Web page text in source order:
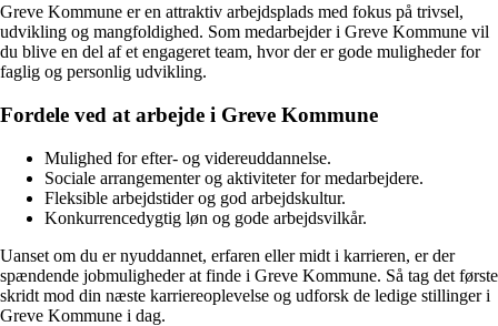
Greve Kommune er en attraktiv arbejdsplads med fokus på trivsel,
udvikling og mangfoldighed. Som medarbejder i Greve Kommune vil
du blive en del af et engageret team, hvor der er gode muligheder for
faglig og personlig udvikling.
Fordele ved at arbejde i Greve Kommune
Mulighed for efter- og videreuddannelse.
Sociale arrangementer og aktiviteter for medarbejdere.
Fleksible arbejdstider og god arbejdskultur.
Konkurrencedygtig løn og gode arbejdsvilkår.
Uanset om du er nyuddannet, erfaren eller midt i karrieren, er der
spændende jobmuligheder at finde i Greve Kommune. Så tag det første
skridt mod din næste karriereoplevelse og udforsk de ledige stillinger i
Greve Kommune i dag.